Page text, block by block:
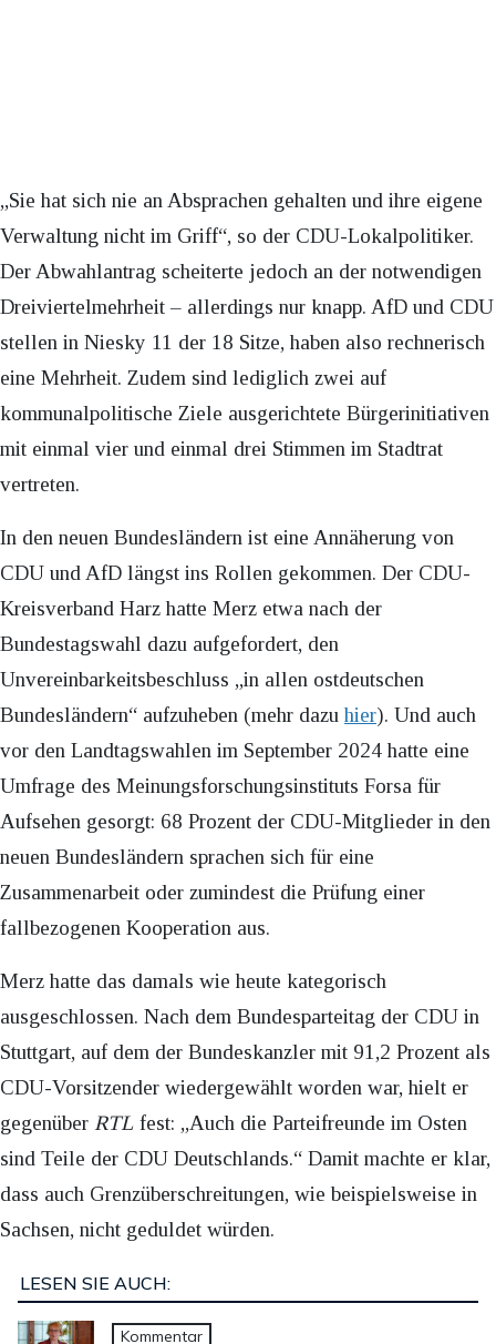
„Sie hat sich nie an Absprachen gehalten und ihre eigene
Verwaltung nicht im Griff“, so der CDU-Lokalpolitiker.
Der Abwahlantrag scheiterte jedoch an der notwendigen
Dreiviertelmehrheit – allerdings nur knapp. AfD und CDU
stellen in Niesky 11 der 18 Sitze, haben also rechnerisch
eine Mehrheit. Zudem sind lediglich zwei auf
kommunalpolitische Ziele ausgerichtete Bürgerinitiativen
mit einmal vier und einmal drei Stimmen im Stadtrat
vertreten.
In den neuen Bundesländern ist eine Annäherung von
CDU und AfD längst ins Rollen gekommen. Der CDU-
Kreisverband Harz hatte Merz etwa nach der
Bundestagswahl dazu aufgefordert, den
Unvereinbarkeitsbeschluss „in allen ostdeutschen
Bundesländern“ aufzuheben (mehr dazuhier). Und auch
vor den Landtagswahlen im September 2024 hatte eine
Umfrage des Meinungsforschungsinstituts Forsa für
Aufsehen gesorgt: 68 Prozent der CDU-Mitglieder in den
neuen Bundesländern sprachen sich für eine
Zusammenarbeit oder zumindest die Prüfung einer
fallbezogenen Kooperation aus.
Merz hatte das damals wie heute kategorisch
ausgeschlossen. Nach dem Bundesparteitag der CDU in
Stuttgart, auf dem der Bundeskanzler mit 91,2 Prozent als
CDU-Vorsitzender wiedergewählt worden war, hielt er
gegenüber RTL fest: „Auch die Parteifreunde im Osten
sind Teile der CDU Deutschlands.“ Damit machte er klar,
dass auch Grenzüberschreitungen, wie beispielsweise in
Sachsen, nicht geduldet würden.
LESEN SIE AUCH:
Kommentar